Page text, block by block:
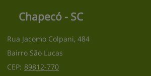
Chapecó - SC
Rua Jacomo Colpani, 484
Bairro São Lucas
CEP: 89812-770